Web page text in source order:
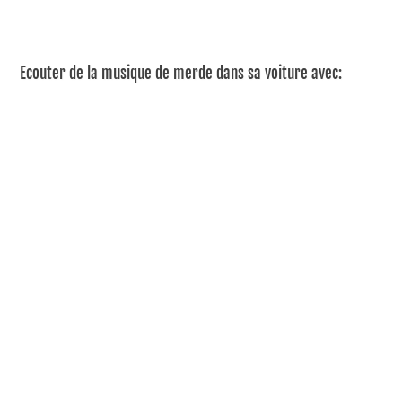
Ecouter de la musique de merde dans sa voiture avec: